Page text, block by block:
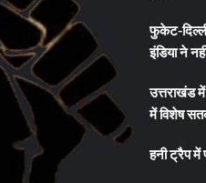
फुकेट-
इंडिया ने
उत्तराखंड में
में विशेष
हनी ट्रैप में